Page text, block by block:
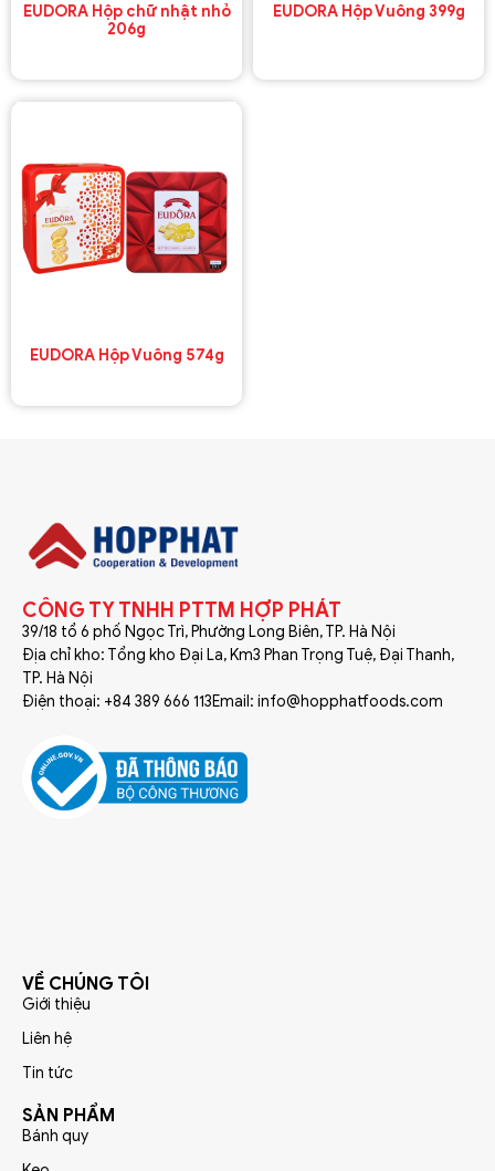
EUDORA Hộp chữ nhật nhỏ
206g
EUDORA Hộp Vuông 399g
EUDORA Hộp Vuông 574g
CÔNG TY TNHH PTTM HỢP PHÁT
39/18 tổ 6 phố Ngọc Trì, Phường Long Biên, TP. Hà Nội
Địa chỉ kho: Tổng kho Đại La, Km3 Phan Trọng Tuệ, Đại Thanh,
TP. Hà Nội
Điện thoại: +84 389 666 113Email: info@hopphatfoods.com
VỀ CHÚNG TÔI
Giới thiệu
Liên hệ
Tin tức
SẢN PHẨM
Bánh quy